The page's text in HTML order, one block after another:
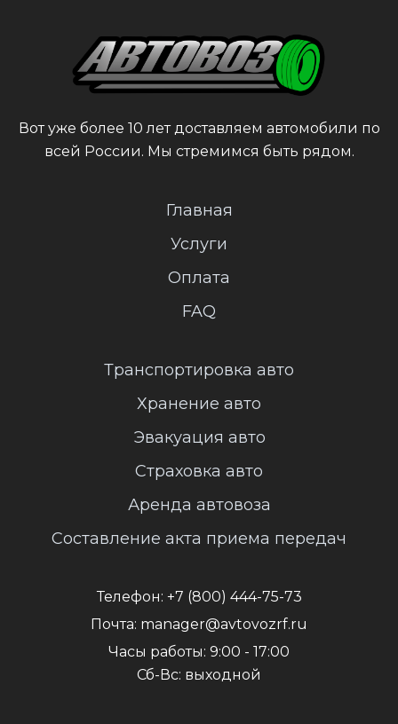
Вот уже более 10 лет доставляем автомобили по
всей России. Мы стремимся быть рядом.
Главная
Услуги
Оплата
FAQ
Транспортировка авто
Хранение авто
Эвакуация авто
Страховка авто
Аренда автовоза
Составление акта приема передач
Телефон: +7 (800) 444-75-73
Почта: manager@avtovozrf.ru
Часы работы: 9:00 - 17:00
Сб-Вс: выходной